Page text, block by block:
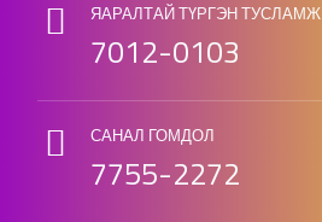
ЯАРАЛТАЙ ТҮРГЭН ТУСЛАМЖ
7012-0103
САНАЛ ГОМДОЛ
7755-2272